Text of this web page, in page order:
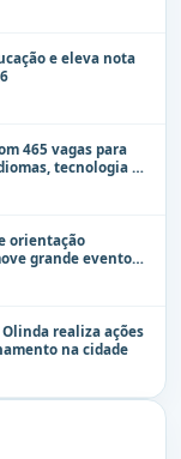
e eleva nota
465 vagas para
tecnologia e
orientação
grande evento
contra a mulher
realiza ações
na cidade